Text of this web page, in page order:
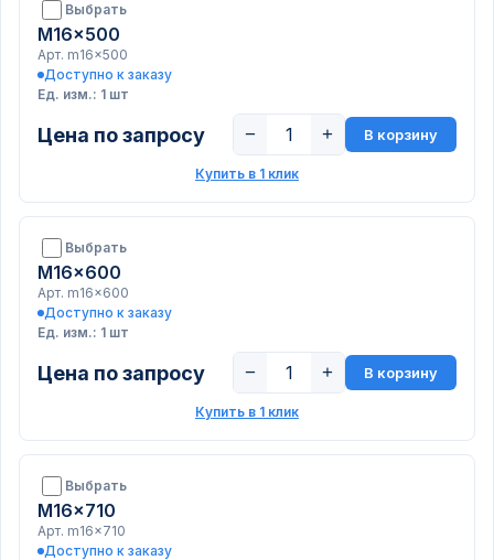
Выбрать
M16x500
Арт. m16x500
Доступно к заказу
Ед. изм.: 1 шт
Цена по запросу − + В корзину
Купить в 1 клик
Выбрать
M16x600
Арт. m16x600
Доступно к заказу
Ед. изм.: 1 шт
Цена по запросу − + В корзину
Купить в 1 клик
Выбрать
M16x710
Арт. m16x710
Доступно к заказу